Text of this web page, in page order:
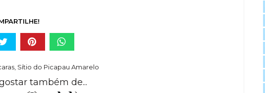
, Sítio do Picapau Amarelo
também de...